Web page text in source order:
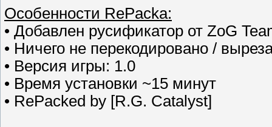
Особенности RePacka:
• Добавлен русификатор от ZoG
• Ничего не перекодировано /
• Версия игры: 1.0
• Время установки ~15 минут
• RePacked by [R.G. Catalyst]